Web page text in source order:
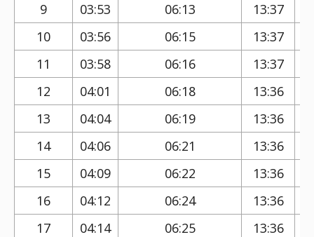
9
03:53 06:13 13:37
10
03:56 06:15 13:37
11
03:58 06:16 13:37
12
04:01 06:18 13:36
13
04:04 06:19 13:36
14
04:06 06:21 13:36
15
04:09 06:22 13:36
16
04:12 06:24 13:36
17
04:14 06:25 13:36